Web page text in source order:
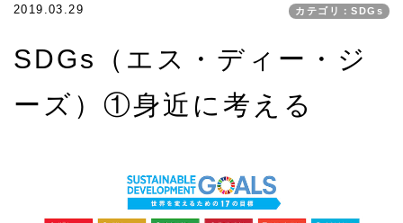
2019.03.29 カテゴリ：SDGs
SDGs（エス・ディー・ジ
ーズ）①身近に考える